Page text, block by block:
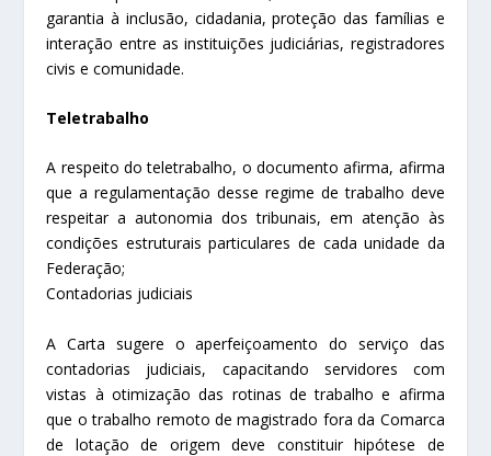
garantia à inclusão, cidadania, proteção das famílias e
interação entre as instituições judiciárias, registradores
civis e comunidade.
Teletrabalho
A respeito do teletrabalho, o documento afirma, afirma
que a regulamentação desse regime de trabalho deve
respeitar a autonomia dos tribunais, em atenção às
condições estruturais particulares de cada unidade da
Federação;
Contadorias judiciais
A Carta sugere o aperfeiçoamento do serviço das
contadorias judiciais, capacitando servidores com
vistas à otimização das rotinas de trabalho e afirma
que o trabalho remoto de magistrado fora da Comarca
de lotação de origem deve constituir hipótese de